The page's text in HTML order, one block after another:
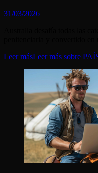
31/03/2026
Leer másLeer más sobre